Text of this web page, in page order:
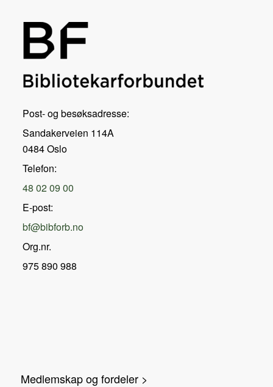
Post- og besøksadresse:
Sandakerveien 114A
0484 Oslo
Telefon:
48 02 09 00
E-post:
bf@bibforb.no
Org.nr.
975 890 988
Medlemskap og fordeler >